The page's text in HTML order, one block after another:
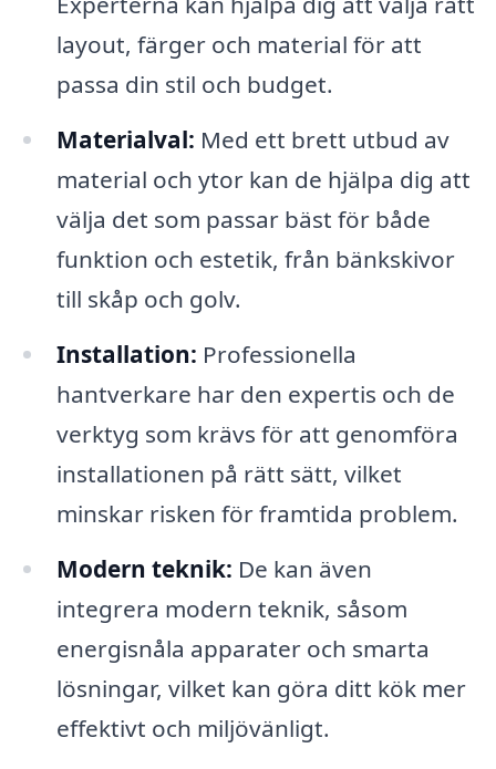
layout, färger och material för att
passa din stil och budget.
Materialval: Med ett brett utbud av
material och ytor kan de hjälpa dig att
välja det som passar bäst för både
funktion och estetik, från bänkskivor
till skåp och golv.
Installation: Professionella
hantverkare har den expertis och de
verktyg som krävs för att genomföra
installationen på rätt sätt, vilket
minskar risken för framtida problem.
Modern teknik: De kan även
integrera modern teknik, såsom
energisnåla apparater och smarta
lösningar, vilket kan göra ditt kök mer
effektivt och miljövänligt.